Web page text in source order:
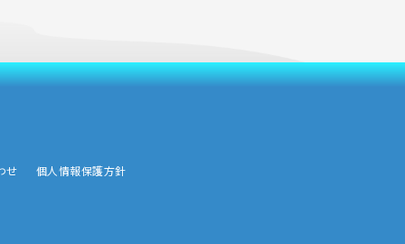
せ 個人情報保護方針